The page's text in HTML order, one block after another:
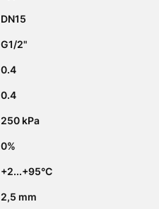
DN15
G1/2"
0.4
0.4
250 kPa
0%
+2...+95°C
2,5 mm